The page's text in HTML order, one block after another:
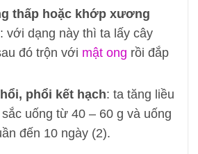
thấp hoặc khớp xương
: với dạng này thì ta lấy cây
đó trộn với mật ong rồi đắp
phổi kết hạch: ta tăng liều
uống từ 40 – 60 g và uống
đến 10 ngày (2).